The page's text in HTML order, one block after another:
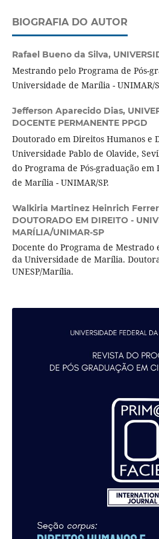
BIOGRAFIA DO AUTOR
Rafael Bueno da Silva,
Mestrando pelo Programa de Pós-
Universidade de Marília - UNIMAR/
Jefferson Aparecido Dias,
DOCENTE PERMANENTE PPGD
Doutorado em Direitos Humanos e
Universidade Pablo de Olavide,
do Programa de Pós-graduação
de Marília - UNIMAR/SP.
Walkiria Martinez Heinrich
DOUTORADO EM DIREITO -
MARÍLIA/UNIMAR-SP
Docente do Programa de
da Universidade de Marília.
UNESP/Marília.